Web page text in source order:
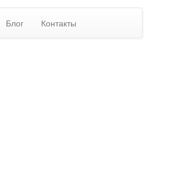
Блог Контакты